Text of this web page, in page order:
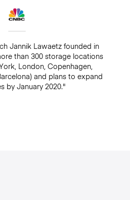
Jannik Lawaetz founded in
than 300 storage locations
London, Copenhagen,
and plans to expand
by January 2020."